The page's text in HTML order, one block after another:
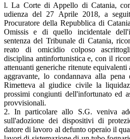
l. La Corte di Appello di Catania,
udienza del 27 Aprile 2018, a
Procuratore della Repubblica di
Omissis e di quello incidentale
sentenza del Tribunale di Catania,
reato di omicidio colposo
disciplina antinfortunistica e, con il
attenuanti generiche ritenute
aggravante, lo condannava alla
Rimetteva al giudice civile la
prossimi congiunti dell'infortunato ed
provvisionali.
2. In particolare allo S.G. veniva
sull'adozione dei dispositivi di
datore di lavoro al defunto operaio il